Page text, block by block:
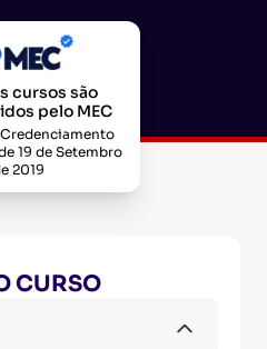
cursos são
pelo MEC
19 de Setembro
2019
CURSO